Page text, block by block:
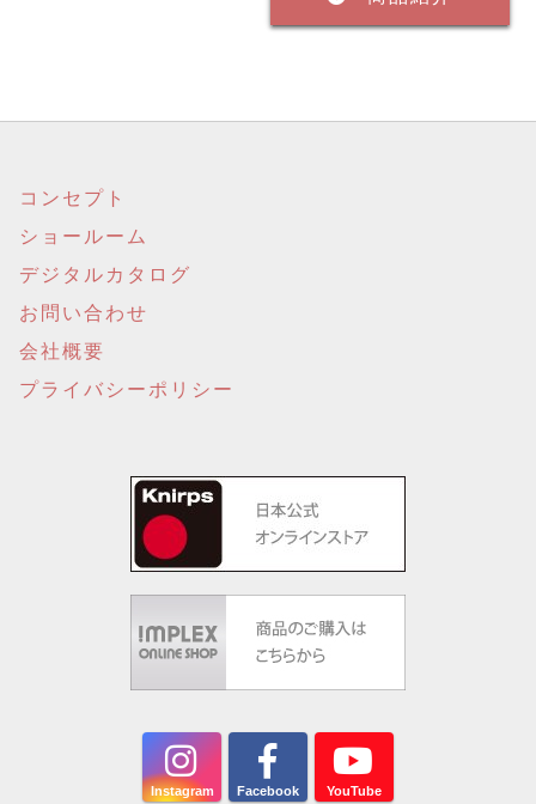
コンセプト
ショールーム
デジタルカタログ
お問い合わせ
会社概要
プライバシーポリシー
Instagram Facebook YouTube